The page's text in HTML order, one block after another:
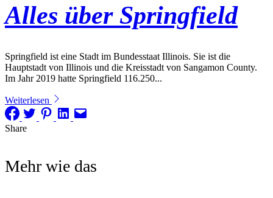
Alles über Springfield
Springfield ist eine Stadt im Bundesstaat Illinois. Sie ist die
Hauptstadt von Illinois und die Kreisstadt von Sangamon County.
Im Jahr 2019 hatte Springfield 116.250...
Weiterlesen
Share
Mehr wie das